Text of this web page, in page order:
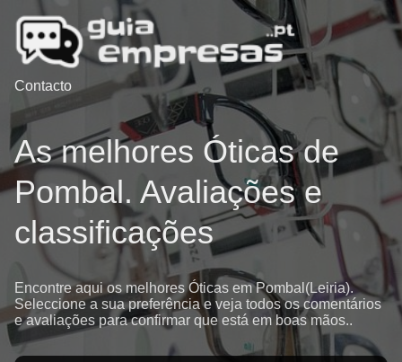
Contacto
As melhores Óticas de
Pombal. Avaliações e
classificações
Encontre aqui os melhores Óticas em Pombal(Leiria).
Seleccione a sua preferência e veja todos os comentários
e avaliações para confirmar que está em boas mãos..